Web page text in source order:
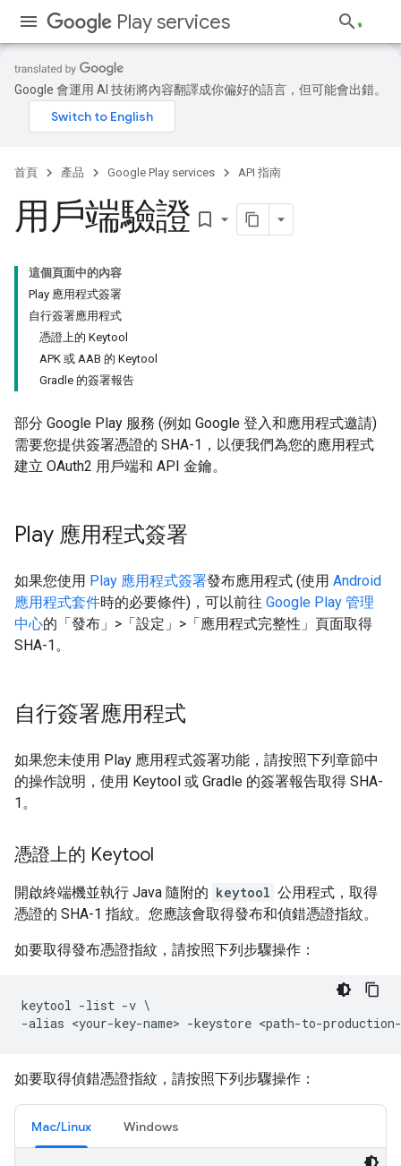
Play services
Google 會運用 AI 技術將內容翻譯成你偏好的語言，但可能會出錯。
首頁 產品 Google Play services API 指南
用戶端驗證 bookmark_border
這個頁面中的內容
Play 應用程式簽署
自行簽署應用程式
憑證上的 Keytool
APK 或 AAB 的 Keytool
Gradle 的簽署報告
部分 Google Play 服務 (例如 Google 登入和應用程式邀請)
需要您提供簽署憑證的 SHA-1，以便我們為您的應用程式
建立 OAuth2 用戶端和 API 金鑰。
Play 應用程式簽署
如果您使用 Play 應用程式簽署發布應用程式 (使用 Android
應用程式套件時的必要條件)，可以前往 Google Play 管理
中心的「發布」>「設定」>「應用程式完整性」 頁面取得
SHA-1。
自行簽署應用程式
如果您未使用 Play 應用程式簽署功能，請按照下列章節中
的操作說明，使用 Keytool 或 Gradle 的簽署報告取得 SHA-
1。
憑證上的 Keytool
開啟終端機並執行 Java 隨附的 keytool 公用程式，取得
憑證的 SHA-1 指紋。您應該會取得發布和偵錯憑證指紋。
如要取得發布憑證指紋，請按照下列步驟操作：
keytool -list -v
-alias <your-key-name> -keystore <path-to-production-
如要取得偵錯憑證指紋，請按照下列步驟操作：
Mac/Linux Windows